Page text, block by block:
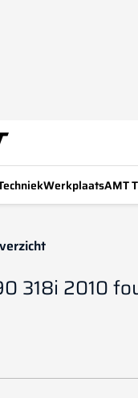
WerkplaatsAMT
318i 2010